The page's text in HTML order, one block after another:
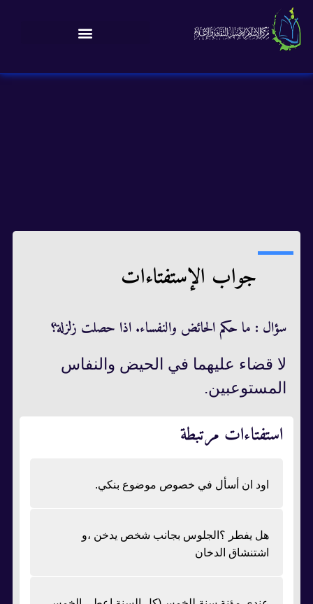
جواب الإستفتاءات
سؤال : ما حكم الحائض والنفساء. اذا حصلت زلزلة؟
لا قضاء عليهما في الحيض والنفاس
المستوعبين.
استفتاءات مرتبطة
اود ان أسأل في خصوص موضوع بنكي.
هل يفطر ؟الجلوس بجانب شخص يدخن ،و
اشتنشاق الدخان